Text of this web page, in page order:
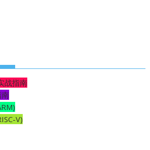
战指南
V)